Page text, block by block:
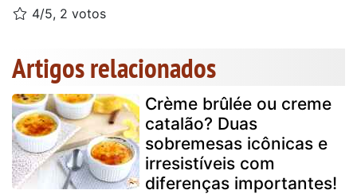
4/5, 2 votos
Artigos relacionados
Crème brûlée ou creme
catalão? Duas
sobremesas icônicas e
irresistíveis com
diferenças importantes!